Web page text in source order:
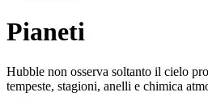
Pianeti
Hubble non osserva soltanto il cielo
tempeste, stagioni, anelli e chimica